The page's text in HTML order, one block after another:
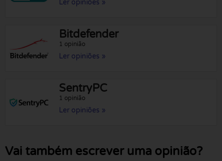
Ler opiniões »
Bitdefender
1 opinião
Ler opiniões »
SentryPC
1 opinião
Ler opiniões »
Vai também escrever uma opinião?